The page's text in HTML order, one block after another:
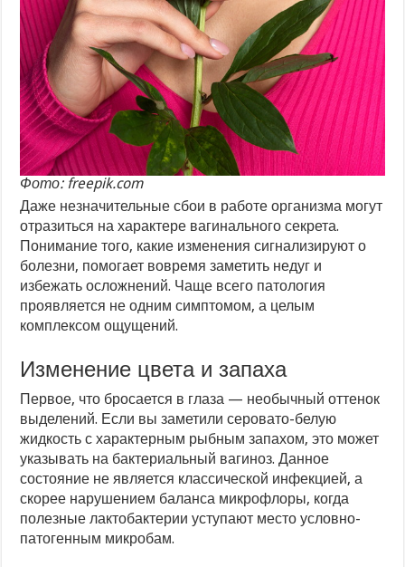
Фото: freepik.com
Даже незначительные сбои в работе организма могут
отразиться на характере вагинального секрета.
Понимание того, какие изменения сигнализируют о
болезни, помогает вовремя заметить недуг и
избежать осложнений. Чаще всего патология
проявляется не одним симптомом, а целым
комплексом ощущений.
Изменение цвета и запаха
Первое, что бросается в глаза — необычный оттенок
выделений. Если вы заметили серовато-белую
жидкость с характерным рыбным запахом, это может
указывать на бактериальный вагиноз. Данное
состояние не является классической инфекцией, а
скорее нарушением баланса микрофлоры, когда
полезные лактобактерии уступают место условно-
патогенным микробам.